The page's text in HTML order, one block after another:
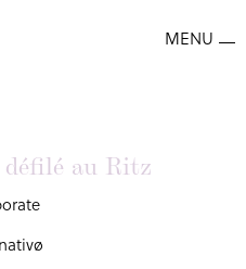
défilé au Ritz